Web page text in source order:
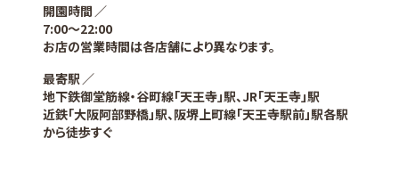
開園時間
7:00〜22:00
お店の営業時間は各店舗により異なります。
最寄駅
地下鉄御堂筋線・谷町線「天王寺」駅、JR「天王寺」駅
近鉄「大阪阿部野橋」駅、阪堺上町線「天王寺駅前」駅各駅
から徒歩すぐ